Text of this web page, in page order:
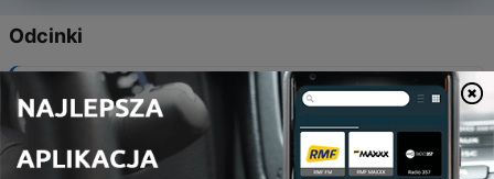
Odcinki
Yapay Zekâ Tarikatları: Dijital Tanrılar Çağı
23 cze 2025
19 - Yapay Zeka Suç İşlerse, Sorumluluk Kimin?